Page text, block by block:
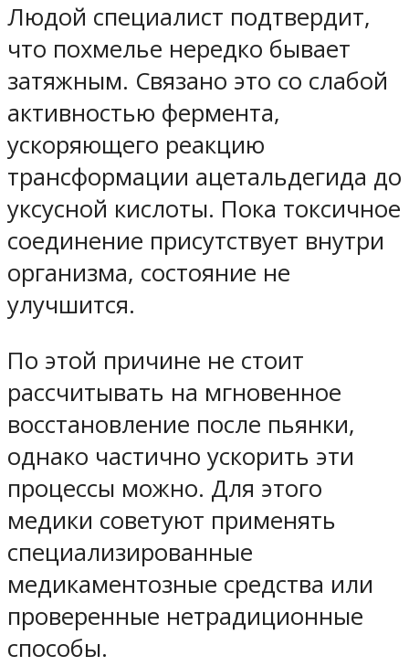
Людой специалист подтвердит,
что похмелье нередко бывает
затяжным. Связано это со слабой
активностью фермента,
ускоряющего реакцию
трансформации ацетальдегида до
уксусной кислоты. Пока токсичное
соединение присутствует внутри
организма, состояние не
улучшится.
По этой причине не стоит
рассчитывать на мгновенное
восстановление после пьянки,
однако частично ускорить эти
процессы можно. Для этого
медики советуют применять
специализированные
медикаментозные средства или
проверенные нетрадиционные
способы.